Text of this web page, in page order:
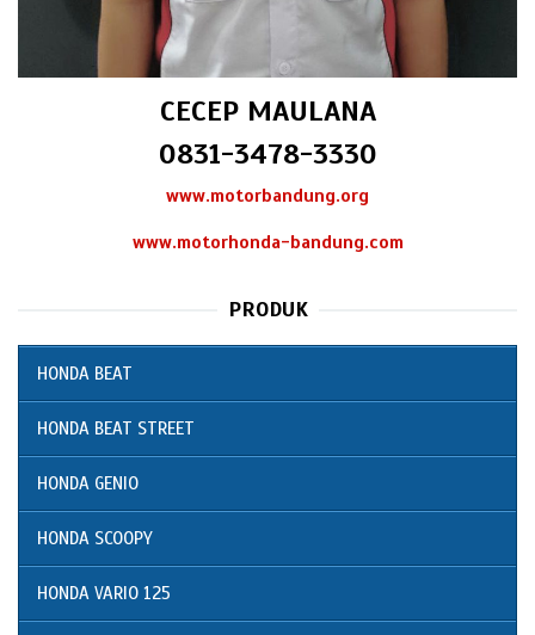
CECEP MAULANA
0831-3478-3330
www.motorbandung.org
www.motorhonda-bandung.com
PRODUK
HONDA BEAT
HONDA BEAT STREET
HONDA GENIO
HONDA SCOOPY
HONDA VARIO 125